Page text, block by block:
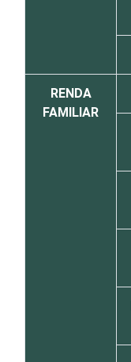
RENDA
FAMILIAR